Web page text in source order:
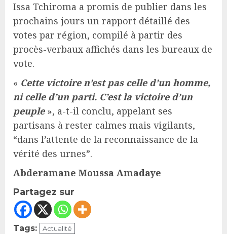
Issa Tchiroma a promis de publier dans les
prochains jours un rapport détaillé des
votes par région, compilé à partir des
procès-verbaux affichés dans les bureaux de
vote.
« Cette victoire n’est pas celle d’un homme,
ni celle d’un parti. C’est la victoire d’un
peuple », a-t-il conclu, appelant ses
partisans à rester calmes mais vigilants,
“dans l’attente de la reconnaissance de la
vérité des urnes”.
Abderamane Moussa Amadaye
Partagez sur
Tags: Actualité